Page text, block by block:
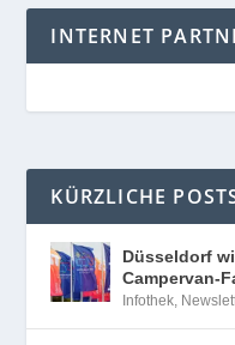
INTERNET
KÜRZLICHE
Düsseldorf
Campervan-
Infothek